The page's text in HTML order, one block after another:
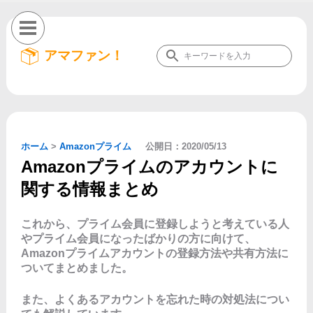
アマファン！
ホーム > Amazonプライム 公開日：2020/05/13
Amazonプライムのアカウントに
関する情報まとめ
これから、プライム会員に登録しようと考えている人
やプライム会員になったばかりの方に向けて、
Amazonプライムアカウントの登録方法や共有方法に
ついてまとめました。
また、よくあるアカウントを忘れた時の対処法につい